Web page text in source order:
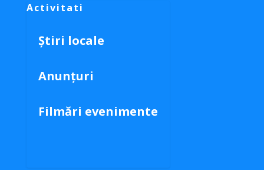
Activitati
Știri locale
Anunțuri
Filmări evenimente